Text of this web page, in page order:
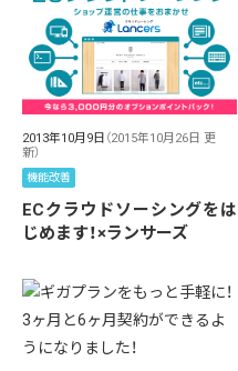
2013年10月9日 （2015年10月26日 更
新）
機能改善
ECクラウドソーシングをは
じめます！×ランサーズ